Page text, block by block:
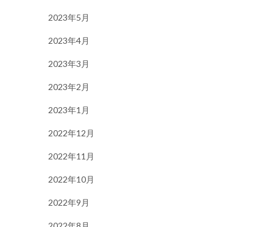
2023年5月
2023年4月
2023年3月
2023年2月
2023年1月
2022年12月
2022年11月
2022年10月
2022年9月